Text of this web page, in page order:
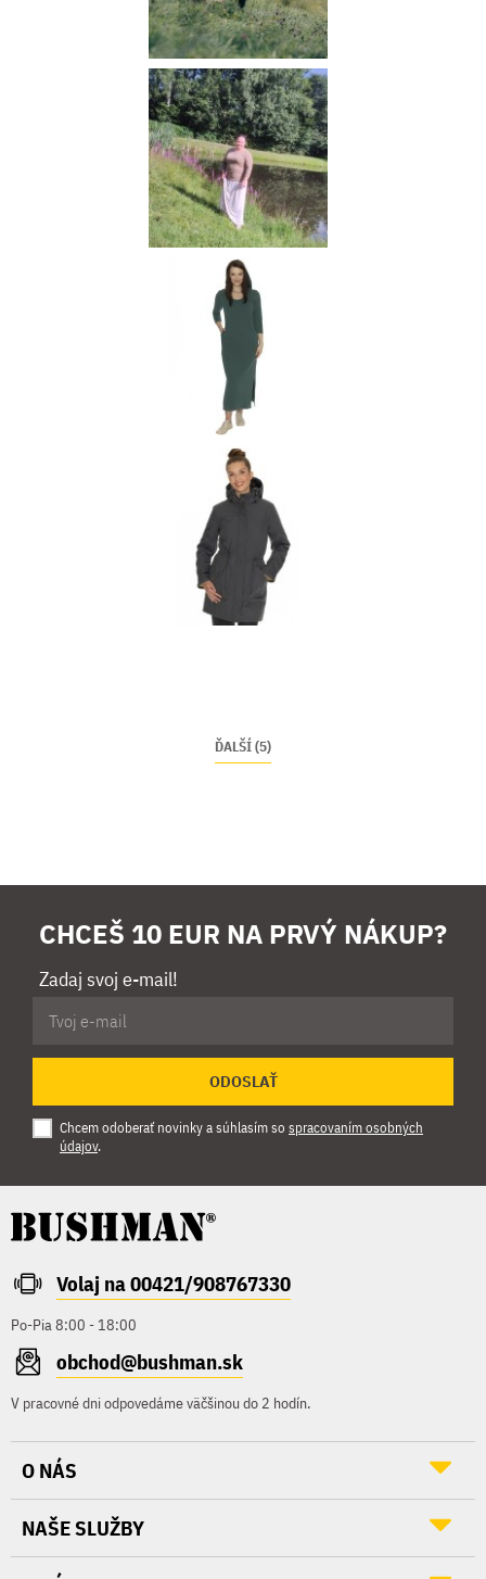
ĎALŠÍ (5)
CHCEŠ 10 EUR NA PRVÝ NÁKUP?
Zadaj svoj e-mail!
ODOSLAŤ
Chcem odoberať novinky a súhlasím so spracovaním osobných
údajov.
Volaj na 00421/908767330
Po-Pia 8:00 - 18:00
obchod@bushman.sk
V pracovné dni odpovedáme väčšinou do 2 hodín.
O NÁS
NAŠE SLUŽBY